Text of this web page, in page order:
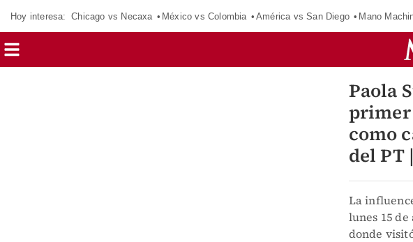
Hoy interesa: Chicago vs Necaxa México vs Colombia América vs San Diego Mano
Paola
primer
como
del PT
La
lunes 15
donde